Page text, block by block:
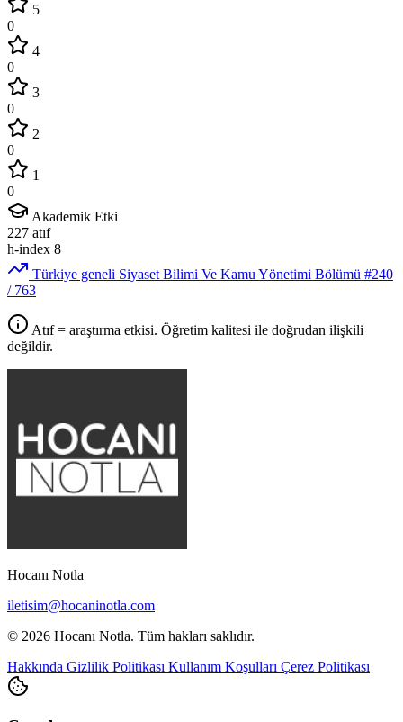
5
0
4
0
3
0
2
0
1
0
Akademik Etki
227 atıf
h-index 8
Türkiye geneli Siyaset Bilimi Ve Kamu Yönetimi Bölümü #240
/ 763
Atıf = araştırma etkisi. Öğretim kalitesi ile doğrudan ilişkili
değildir.
Hocanı Notla
iletisim@hocaninotla.com
© 2026 Hocanı Notla. Tüm hakları saklıdır.
Hakkında Gizlilik Politikası Kullanım Koşulları Çerez Politikası